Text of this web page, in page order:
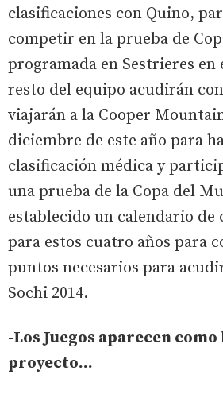
clasificaciones con Quino,
competir en la prueba de
programada en Sestrieres en
resto del equipo acudirán
viajarán a la Cooper
diciembre de este año para
clasificación médica y
una prueba de la Copa del
establecido un calendario de
para estos cuatro años para
puntos necesarios para
Sochi 2014.
-Los Juegos aparecen
proyecto...